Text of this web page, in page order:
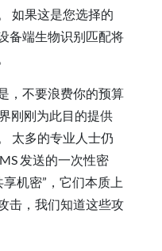
如果这是您选择的
备端生物识别匹配将
，不要浪费你的预算
刚刚为此目的提供
太多的专业人士仍
发送的一次性密
机密”，它们本质上
击，我们知道这些攻